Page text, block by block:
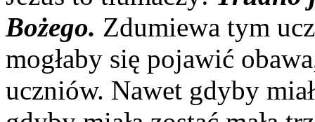
Bożego. Zdumiewa tym
mogłaby się pojawić
uczniów. Nawet gdyby